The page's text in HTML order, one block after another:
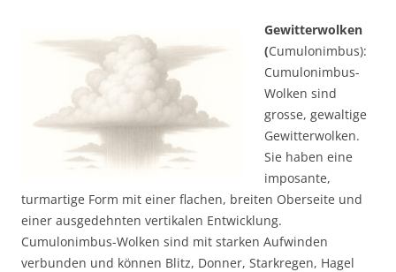
Gewitterwolken
(Cumulonimbus):
Cumulonimbus-
Wolken sind
grosse, gewaltige
Gewitterwolken.
Sie haben eine
imposante,
turmartige Form mit einer flachen, breiten Oberseite und
einer ausgedehnten vertikalen Entwicklung.
Cumulonimbus-Wolken sind mit starken Aufwinden
verbunden und können Blitz, Donner, Starkregen, Hagel